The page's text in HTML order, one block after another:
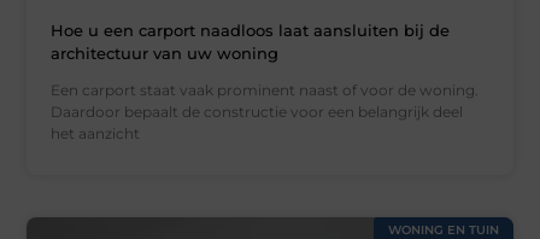
Hoe u een carport naadloos laat aansluiten bij de
architectuur van uw woning
Een carport staat vaak prominent naast of voor de woning.
Daardoor bepaalt de constructie voor een belangrijk deel
het aanzicht
WONING EN TUIN